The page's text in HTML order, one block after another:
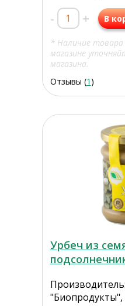
- + В
* Наличие
магазине
магазина.
Отзывы (1 )
Урбеч из
"Биопродукты",